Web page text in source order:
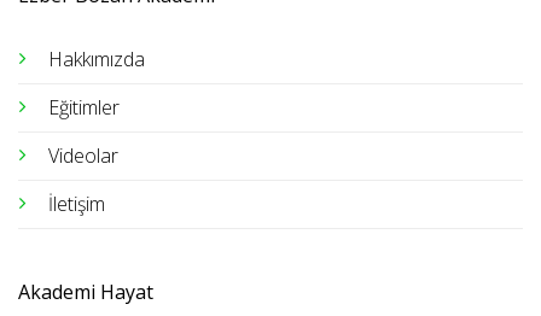
Hakkımızda
Eğitimler
Videolar
İletişim
Akademi Hayat